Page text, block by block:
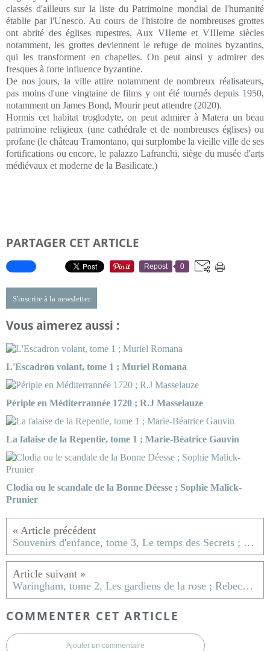
classés d'ailleurs sur la liste du Patrimoine mondial de l'humanité
établie par l'Unesco. Au cours de l'histoire de nombreuses grottes
ont abrité des églises rupestres. Aux VIIeme et VIIIeme siècles
notamment, les grottes deviennent le refuge de moines byzantins,
qui les transforment en chapelles. On peut ainsi y admirer des
fresques à forte influence byzantine.
De nos jours, la ville attire notamment de nombreux réalisateurs,
pas moins d'une vingtaine de films y ont été tournés depuis 1950,
notamment un James Bond, Mourir peut attendre (2020).
Hormis cet habitat troglodyte, on peut admirer à Matera un beau
patrimoine religieux (une cathédrale et de nombreuses églises) ou
profane (le château Tramontano, qui surplombe la vieille ville de ses
fortifications ou encore, le palazzo Lafranchi, siège du musée d'arts
médiévaux et moderne de la Basilicate.)
PARTAGER CET ARTICLE
Repost 0
S'inscrire à la newsletter
Vous aimerez aussi :
L'Escadron volant, tome 1 ; Muriel Romana
Périple en Méditerrannée 1720 ; R.J Masselauze
La falaise de la Repentie, tome 1 ; Marie-Béatrice Gauvin
Clodia ou le scandale de la Bonne Déesse ; Sophie Malick-
Prunier
Souvenirs d'enfance, tome 3, Le temps des Secrets ; Marcel Pagnol
Waringham, tome 2, Les gardiens de la rose ; Rebecca Gablé
COMMENTER CET ARTICLE
Ajouter un commentaire